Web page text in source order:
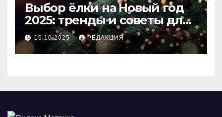
Выбор ёлки на Новый год
2025: тренды и советы для
идеального праздника
16.10.2025 РЕДАКЦИЯ